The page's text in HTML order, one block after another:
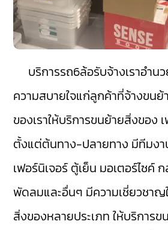
บริการรถ6ล้อรับจ้างเราอำน
ความสบายใจแก่ลูกค้าที่จ้างขนย้
ของเราให้บริการขนย้ายสิ่งของ
ตั้งแต่ต้นทาง-ปลายทาง มีทีมง
เฟอร์นิเจอร์ ตู้เย็น มอเตอร์ไซค์
พัดลมและอื่นๆ มีความเชี่ยวชาญ
สิ่งของหลายประเภท ให้บริการ